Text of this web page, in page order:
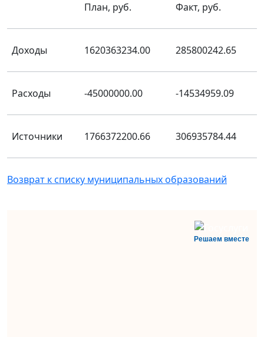
План, руб. Факт, руб.
Доходы 1620363234.00 285800242.65
Расходы -45000000.00 -14534959.09
Источники 1766372200.66 306935784.44
Возврат к списку муниципальных образований
Решаем вместе